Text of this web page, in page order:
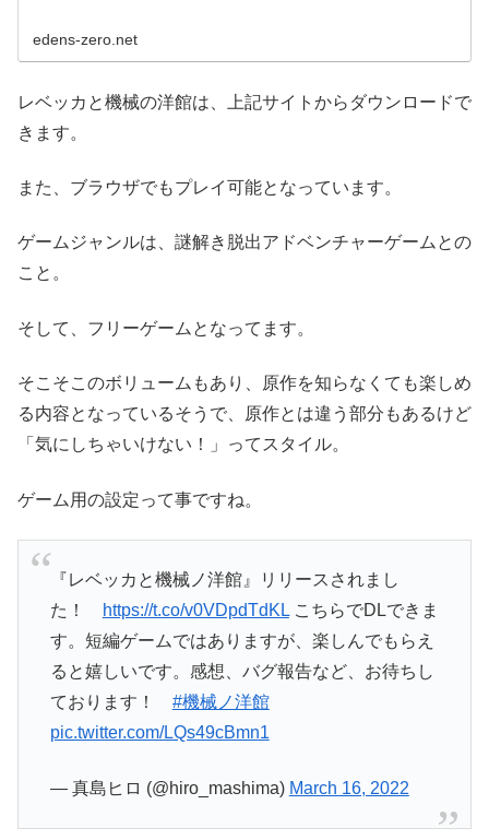
edens-zero.net
レベッカと機械の洋館は、上記サイトからダウンロードで
きます。
また、ブラウザでもプレイ可能となっています。
ゲームジャンルは、謎解き脱出アドベンチャーゲームとの
こと。
そして、フリーゲームとなってます。
そこそこのボリュームもあり、原作を知らなくても楽しめ
る内容となっているそうで、原作とは違う部分もあるけど
「気にしちゃいけない！」ってスタイル。
ゲーム用の設定って事ですね。
『レベッカと機械ノ洋館』リリースされまし
た！
https://t.co/v0VDpdTdKLこちらでDLできま
す。短編ゲームではありますが、楽しんでもらえ
ると嬉しいです。感想、バグ報告など、お待ちし
ております！ #機械ノ洋館
pic.twitter.com/LQs49cBmn1
— 真島ヒロ (@hiro_mashima) March 16, 2022